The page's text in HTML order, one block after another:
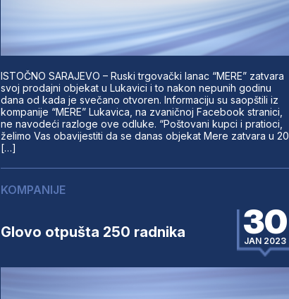
ISTOČNO SARAJEVO – Ruski trgovački lanac “MERE” zatvara
svoj prodajni objekat u Lukavici i to nakon nepunih godinu
dana od kada je svečano otvoren. Informaciju su saopštili iz
kompanije “MERE” Lukavica, na zvaničnoj Facebook stranici,
ne navodeći razloge ove odluke. “Poštovani kupci i pratioci,
želimo Vas obavijestiti da se danas objekat Mere zatvara u 20
[…]
KOMPANIJE
Glovo otpušta 250 radnika 30
JAN 2023